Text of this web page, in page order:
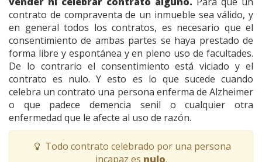
contrato de compraventa de un inmueble sea válido, y
en general todos los contratos, es necesario que el
consentimiento de ambas partes se haya prestado de
forma libre y espontánea y en pleno uso de facultades.
De lo contrario el consentimiento está viciado y el
contrato es nulo. Y esto es lo que sucede cuando
celebra un contrato una persona enferma de Alzheimer
o que padece demencia senil o cualquier otra
enfermedad que le afecte al uso de razón.
Todo contrato celebrado por una persona
incapaz es nulo.